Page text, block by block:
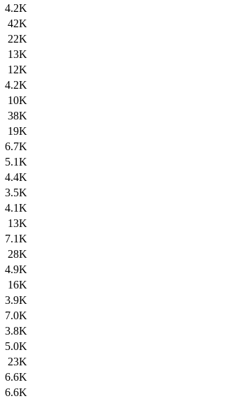
4.2K
42K
22K
13K
12K
4.2K
10K
38K
19K
6.7K
5.1K
4.4K
3.5K
4.1K
13K
7.1K
28K
4.9K
16K
3.9K
7.0K
3.8K
5.0K
23K
6.6K
6.6K